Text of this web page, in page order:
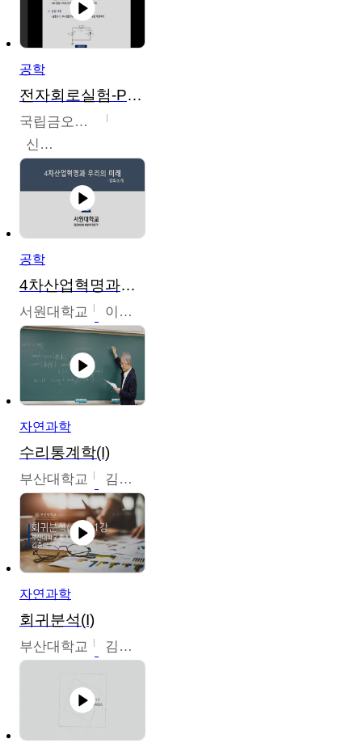
공학
전자회로실험-PSPICE 시뮬레이션
국립금오공과대학교
신경욱
공학
4차산업혁명과우리의미래
서원대학교 이병권
자연과학
수리통계학(I)
부산대학교 김충락
자연과학
회귀분석(I)
부산대학교 김충락